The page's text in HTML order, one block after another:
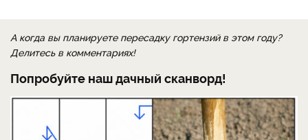
А когда вы планируете пересадку гортензий в этом году?
Делитесь в комментариях!
Попробуйте наш дачный сканворд!